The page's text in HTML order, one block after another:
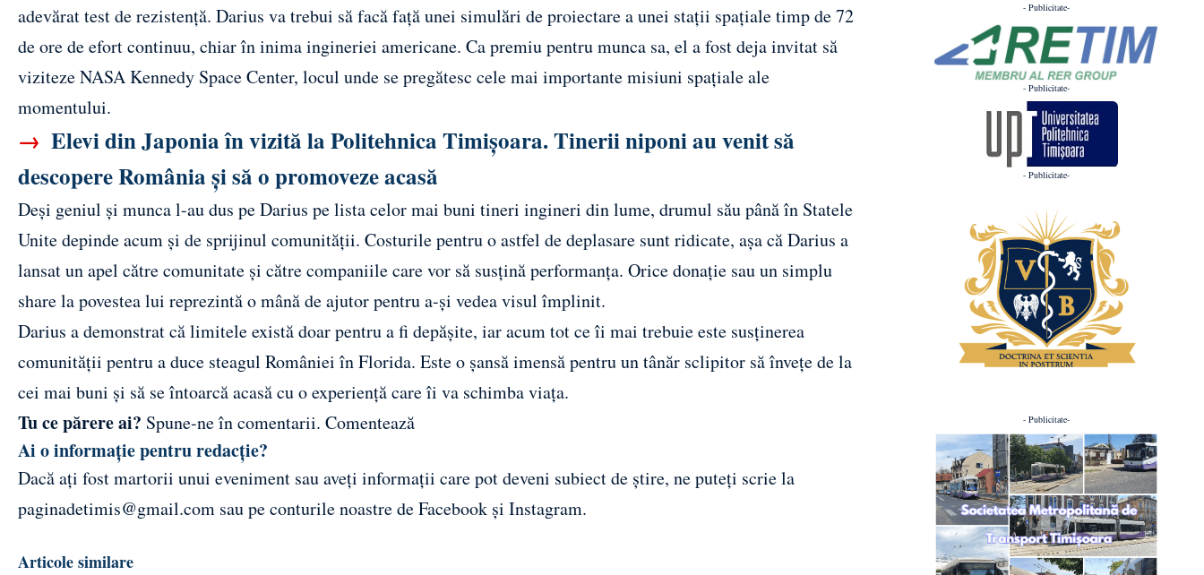
adevărat test de rezistență. Darius va trebui să facă față unei simulări de proiectare a unei stații spațiale timp de 72
de ore de efort continuu, chiar în inima ingineriei americane. Ca premiu pentru munca sa, el a fost deja invitat să
viziteze NASA Kennedy Space Center, locul unde se pregătesc cele mai importante misiuni spațiale ale
momentului.
→ Elevi din Japonia în vizită la Politehnica Timișoara. Tinerii niponi au venit să
descopere România și să o promoveze acasă
Deși geniul și munca l-au dus pe Darius pe lista celor mai buni tineri ingineri din lume, drumul său până în Statele
Unite depinde acum și de sprijinul comunității. Costurile pentru o astfel de deplasare sunt ridicate, așa că Darius a
lansat un apel către comunitate și către companiile care vor să susțină performanța. Orice donație sau un simplu
share la povestea lui reprezintă o mână de ajutor pentru a-și vedea visul împlinit.
Darius a demonstrat că limitele există doar pentru a fi depășite, iar acum tot ce îi mai trebuie este susținerea
comunității pentru a duce steagul României în Florida. Este o șansă imensă pentru un tânăr sclipitor să învețe de la
cei mai buni și să se întoarcă acasă cu o experiență care îi va schimba viața.
Tu ce părere ai? Spune-ne în comentarii. Comentează
Ai o informație pentru redacție?
Dacă ați fost martorii unui eveniment sau aveți informații care pot deveni subiect de știre, ne puteți scrie la
paginadetimis@gmail.com sau pe conturile noastre deFacebook și Instagram.
Articole similare
- Publicitate-
- Publicitate-
- Publicitate-
- Publicitate-